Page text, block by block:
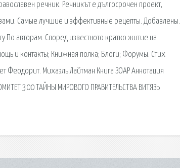
речник. Речникът е дългосрочен проект,
Самые лучшие и эффективные рецепты. Добавлены.
По авторам. Според известното кратко житие на
и контакты; Книжная полка; Блоги; Форумы. Стих
Феодорит. Михаэль Лайтман Книга ЗОАР Аннотация
300 ТАЙНЫ МИРОВОГО ПРАВИТЕЛЬСТВА ВИТЯЗЬ